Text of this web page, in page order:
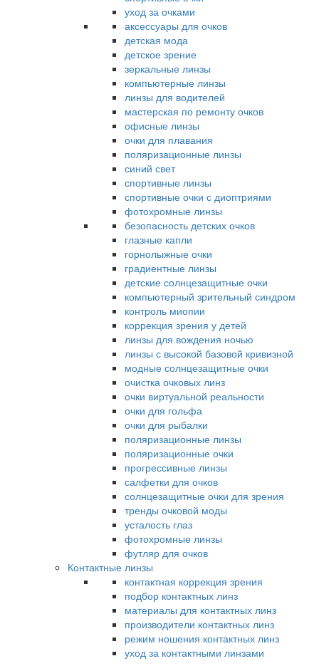
уход за очками
аксессуары для очков
детская мода
детское зрение
зеркальные линзы
компьютерные линзы
линзы для водителей
мастерская по ремонту очков
офисные линзы
очки для плавания
поляризационные линзы
синий свет
спортивные линзы
спортивные очки с диоптриями
фотохромные линзы
безопасность детских очков
глазные капли
горнолыжные очки
градиентные линзы
детские солнцезащитные очки
компьютерный зрительный синдром
контроль миопии
коррекция зрения у детей
линзы для вождения ночью
линзы с высокой базовой кривизной
модные солнцезащитные очки
очистка очковых линз
очки виртуальной реальности
очки для гольфа
очки для рыбалки
поляризационные линзы
поляризационные очки
прогрессивные линзы
салфетки для очков
солнцезащитные очки для зрения
тренды очковой моды
усталость глаз
фотохромные линзы
футляр для очков
Контактные линзы
контактная коррекция зрения
подбор контактных линз
материалы для контактных линз
производители контактных линз
режим ношения контактных линз
уход за контактными линзами